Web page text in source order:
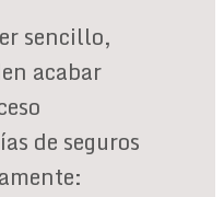
sencillo,
acabar
de seguros